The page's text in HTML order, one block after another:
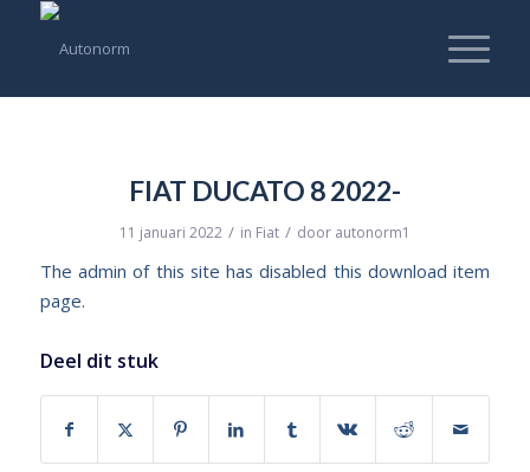
FIAT DUCATO 8 2022-
11 januari 2022 / in Fiat / door autonorm1
The admin of this site has disabled this download item
page.
Deel dit stuk